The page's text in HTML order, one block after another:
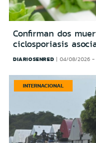
Confirman dos
ciclosporiasis
DIARIOSENRED 04/08/2026 -
INTERNACIONAL